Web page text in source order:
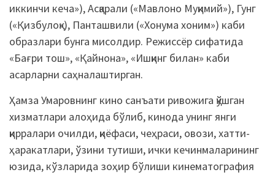
иккинчи кеча»), Асқарали («Мавлоно Муқимий»), Гунг
(«Қизбулоқ»), Панташвили («Хонума хоним») каби
образлари бунга мисолдир. Режиссёр сифатида
«Бағри тош», «Қайнона», «Ишқинг билан» каби
асарларни саҳналаштирган.
Ҳамза Умаровнинг кино санъати ривожига қўшган
хизматлари алоҳида бўлиб, кинода унинг янги
қирралари очилди, қиёфаси, чеҳраси, овози, хатти-
ҳаракатлари, ўзини тутиши, ички кечинмаларининг
юзида, кўзларида зоҳир бўлиши кинематография